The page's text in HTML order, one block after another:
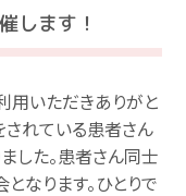
します！
用いただきありがと
されている患者さん
した。患者さん同士
なります。ひとりで